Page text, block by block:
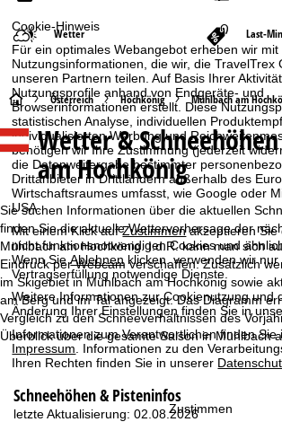
Cookie-Hinweis
Für ein optimales Webangebot erheben wir
Nutzungsinformationen, die wir, die TravelTrex
unseren Partnern teilen. Auf Basis Ihrer
Nutzungsprofile anhand von Endgeräte- und
Browserinformationen erstellt. Diese
statistischen Analyse, individuellen
individualisierten Werbung und
benötigen wir Ihre Zustimmung (jederzeit
die Datenweitergabe bestimmter
Drittanbieter in Drittländern außerhalb des
Wirtschaftsraumes umfasst, wie Google oder
USA.
Mit einem Klick aufZustimmenakzeptieren Sie
nicht funktionsnotwendigen Cookies und
Wenn SieAblehnenklicken, verwenden wir
Vertragserfüllung notwendige Dienste.
Weitere Informationen zur Cookienutzung und
Änderung Ihrer Einstellungen finden Sie in
Informationen zum Verantwortlichen finden Sie
Impressum . Informationen zu den
Ihren Rechten finden Sie in unserer
Zustimmen
Wetter Last-
S
t
a
r
t
s
e
i
t
Österreich Hochkönig Mühlbach am
Wetter &
am Hochkönig
Sie suchen Informationen über die aktuellen
finden Sie die aktuelle Wettervorhersage der
Mühlbach am Hochkönig. I.d.R. kann man sich
Eindruck per Webcam verschaffen. Zusätzlich
im Skigebiet in Mühlbach am Hochkönig sowie
am Berg und im Tal angezeigt. Das Diagramm
Vergleich zu den Schneeverhältnissen des
Überblick über die gesamte Saison in Mühlbach
Schneehöhen & Pisteninfos
letzte Aktualisierung: 02.08.2026